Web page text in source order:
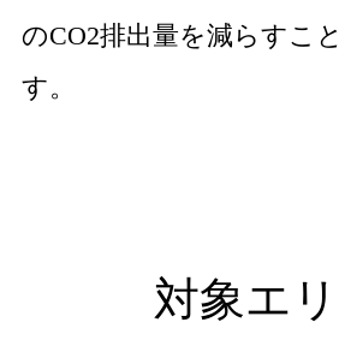
のCO2排出量を減らすこ
す。
対象エ